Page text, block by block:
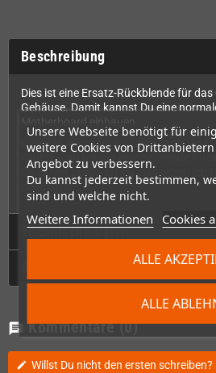
Unsere Webseite benötigt für
weitere Cookies von
Angebot zu verbessern.
Du kannst jederzeit bestimmen,
sind und welche nicht.
Weitere Informationen Cookies
ALLE
ALLE
Beschreibung
Dies ist eine Ersatz-Rückblende für
Gehäuse. Damit kannst Du eine
Hinweis: Wenn Du ein Checkmate
kaufst, wird bereits eine passende
Diese hier benötigst Du also eigentlich
benötigtst,
Technische Daten
chat Kommentare (0)
edit Willst Du nicht den ersten schreiben?